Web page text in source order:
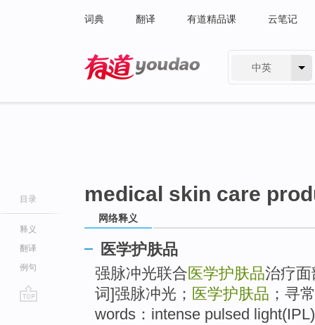
词典 翻译 有道精品课 云笔记
中英
目录
释义
翻译
例句
medical skin care
网络释义
医学护肤品
强脉冲光联合 医学护肤品治疗
词]强脉冲光； 医学护肤品 ；寻
words：intense pulsed